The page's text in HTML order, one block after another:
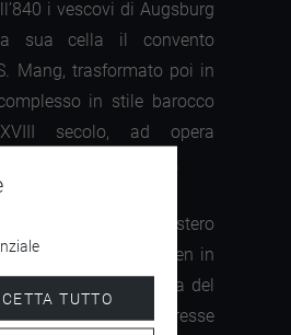
i vescovi di Augsburg
sua cella il convento
Mang, trasformato poi in
in stile barocco
secolo, ad opera
Jakob Herkomer.
il monastero
della città di Füssen in
i mille anni di storia del
Di grande interesse
TUTTO